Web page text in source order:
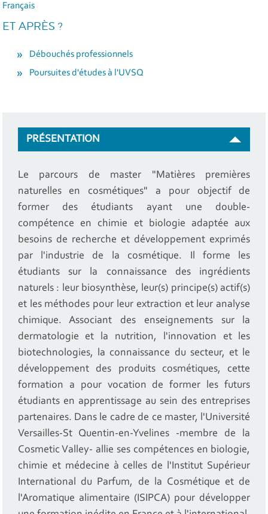
Français
ET APRÈS ?
Débouchés professionnels
Poursuites d'études à l'UVSQ
PRÉSENTATION
Le parcours de master "Matières premières
naturelles en cosmétiques" a pour objectif de
former des étudiants ayant une double-
compétence en chimie et biologie adaptée aux
besoins de recherche et développement exprimés
par l'industrie de la cosmétique. Il forme les
étudiants sur la connaissance des ingrédients
naturels : leur biosynthèse, leur(s) principe(s) actif(s)
et les méthodes pour leur extraction et leur analyse
chimique. Associant des enseignements sur la
dermatologie et la nutrition, l'innovation et les
biotechnologies, la connaissance du secteur, et le
développement des produits cosmétiques, cette
formation a pour vocation de former les futurs
étudiants en apprentissage au sein des entreprises
partenaires. Dans le cadre de ce master, l'Université
Versailles-St Quentin-en-Yvelines -membre de la
Cosmetic Valley- allie ses compétences en biologie,
chimie et médecine à celles de l'Institut Supérieur
International du Parfum, de la Cosmétique et de
l'Aromatique alimentaire (ISIPCA) pour développer